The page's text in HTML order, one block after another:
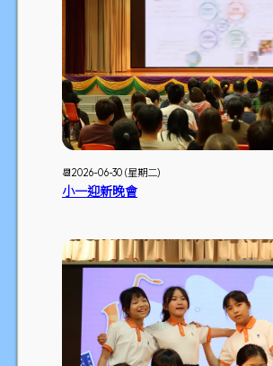
📆2026-06-30 (星期二)
小一迎新晚會